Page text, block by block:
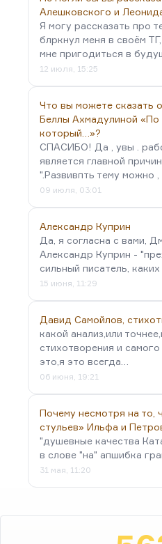
Алешковского и
Я могу рассказать про
блркнул меня в своём
мне пригодиться в
12 июля, 15:25
Что вы можете сказать
Беллы Ахмадулиной «По
который…»?
СПАСИБО! Да , увы .
является главной
".Развивпть тему можно ,
09 июля, 03:01
Александр Куприн
Да, я согласна с вами,
Александр Куприн -
сильный писатель, каких
15 июня, 11:29
Давид Самойлов,
какой анализ,или
стихотворения и
это,я это всегда…
06 июня, 19:21
Почему несмотря на то,
стульев» Ильфа и
"душевные качества
в слове "на" апшибка
31 мая, 11:20